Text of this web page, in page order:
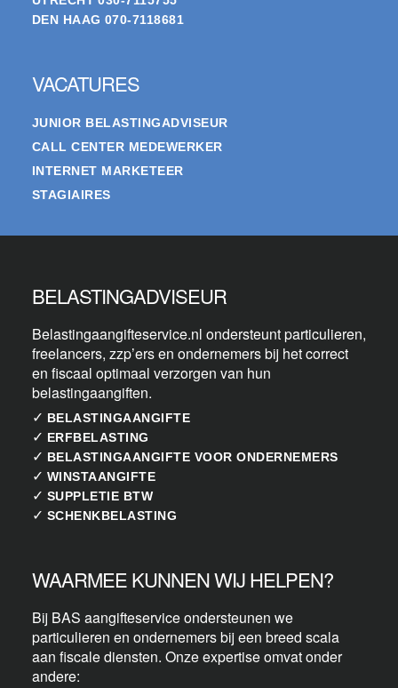
DEN HAAG 070-7118681
VACATURES
JUNIOR BELASTINGADVISEUR
CALL CENTER MEDEWERKER
INTERNET MARKETEER
STAGIAIRES
BELASTINGADVISEUR
Belastingaangifteservice.nl ondersteunt particulieren,
freelancers, zzp’ers en ondernemers bij het correct
en fiscaal optimaal verzorgen van hun
belastingaangiften.
✓ BELASTINGAANGIFTE
✓ ERFBELASTING
✓ BELASTINGAANGIFTE VOOR ONDERNEMERS
✓ WINSTAANGIFTE
✓ SUPPLETIE BTW
✓ SCHENKBELASTING
WAARMEE KUNNEN WIJ HELPEN?
Bij BAS aangifteservice ondersteunen we
particulieren en ondernemers bij een breed scala
aan fiscale diensten. Onze expertise omvat onder
andere: